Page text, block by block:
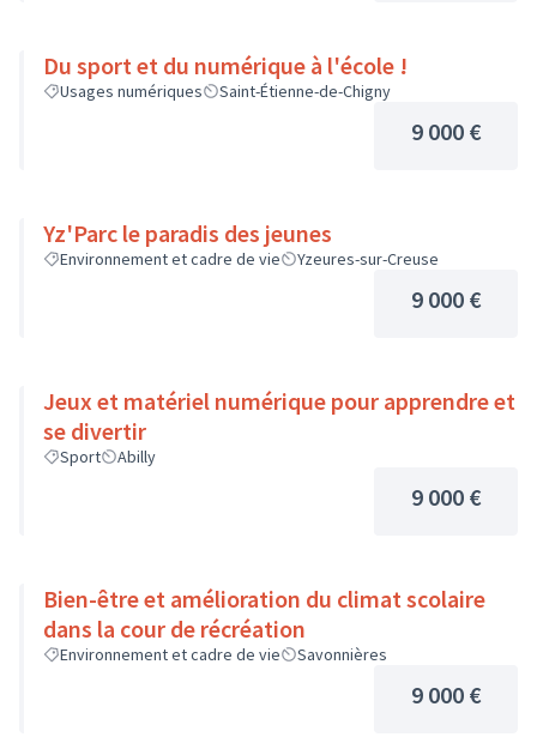
Du sport et du numérique à l'école !
Usages numériques Saint-Étienne-de-Chigny
9 000 €
Yz'Parc le paradis des jeunes
Environnement et cadre de vie Yzeures-sur-Creuse
9 000 €
Jeux et matériel numérique pour apprendre et
se divertir
Sport Abilly
9 000 €
Bien-être et amélioration du climat scolaire
dans la cour de récréation
Environnement et cadre de vie Savonnières
9 000 €